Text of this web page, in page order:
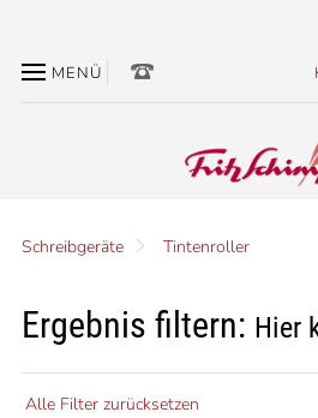
MENÜ
Schreibgeräte Tintenroller
Ergebnis filtern: Hier
Alle Filter zurücksetzen